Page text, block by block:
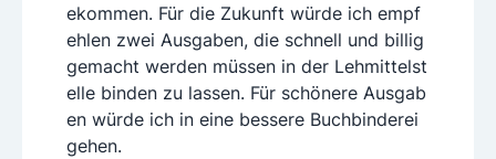
ekommen. Für die Zukunft würde ich empf
ehlen zwei Ausgaben, die schnell und billig
gemacht werden müssen in der Lehmittelst
elle binden zu lassen. Für schönere Ausgab
en würde ich in eine bessere Buchbinderei
gehen.